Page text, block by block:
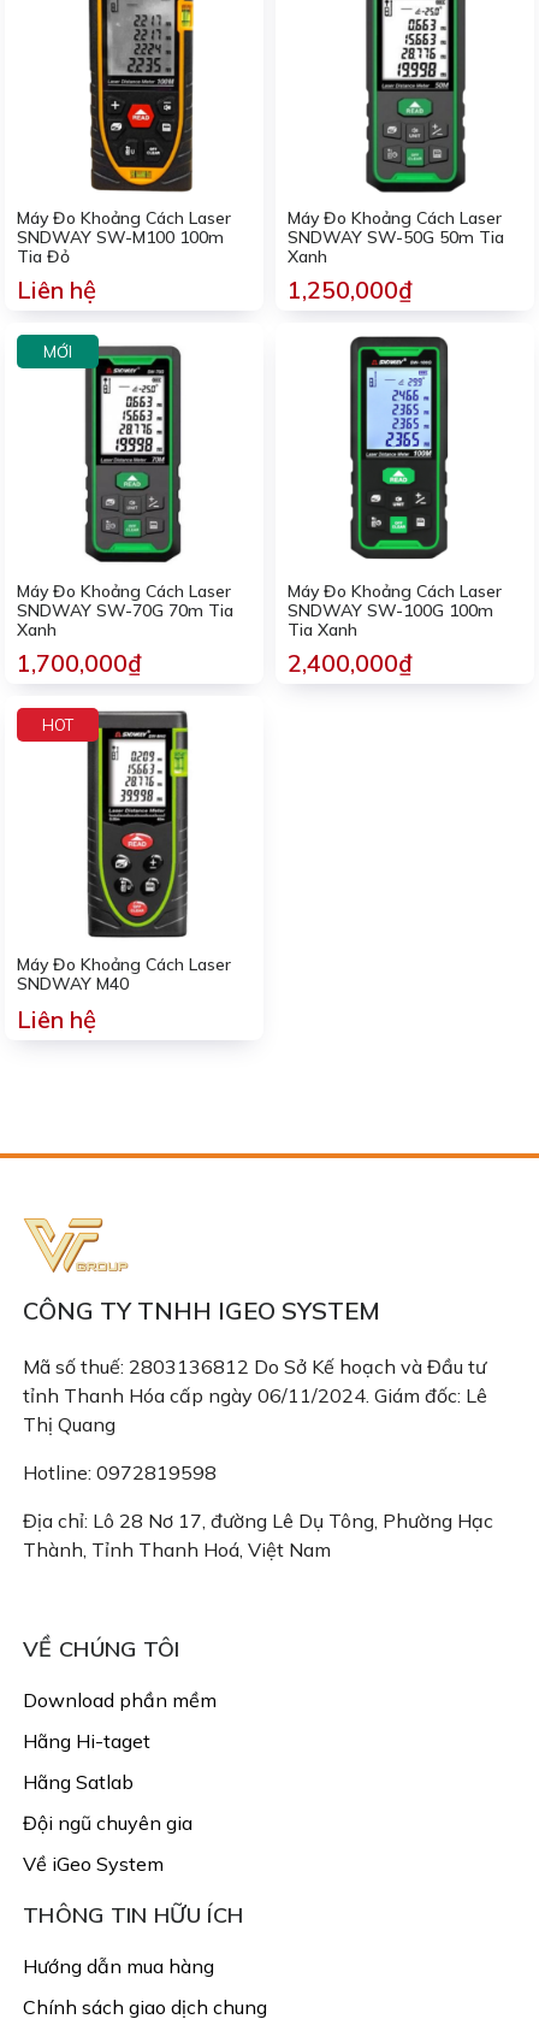
Máy Đo Khoảng Cách Laser
SNDWAY SW-M100 100m
Tia Đỏ
Liên hệ
Máy Đo Khoảng Cách Laser
SNDWAY SW-50G 50m Tia
Xanh
1,250,000₫
MỚI
Máy Đo Khoảng Cách Laser
SNDWAY SW-70G 70m Tia
Xanh
1,700,000₫
Máy Đo Khoảng Cách Laser
SNDWAY SW-100G 100m
Tia Xanh
2,400,000₫
HOT
Máy Đo Khoảng Cách Laser
SNDWAY M40
Liên hệ
CÔNG TY TNHH IGEO SYSTEM
Mã số thuế: 2803136812 Do Sở Kế hoạch và Đầu tư
tỉnh Thanh Hóa cấp ngày 06/11/2024. Giám đốc: Lê
Thị Quang
Hotline: 0972819598
Địa chỉ: Lô 28 Nơ 17, đường Lê Dụ Tông, Phường Hạc
Thành, Tỉnh Thanh Hoá, Việt Nam
VỀ CHÚNG TÔI
Download phần mềm
Hãng Hi-taget
Hãng Satlab
Đội ngũ chuyên gia
Về iGeo System
THÔNG TIN HỮU ÍCH
Hướng dẫn mua hàng
Chính sách giao dịch chung